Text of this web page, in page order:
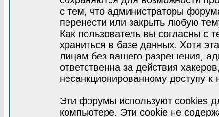
с тем, что администраторы
перенести или закрыть любую
Как пользователь вы согласны с
храниться в базе данных. Хотя
лицам без вашего разрешения,
ответственна за действия
несанкционированному доступу к
Эти форумы используют cookies
компьютере. Эти cookie не